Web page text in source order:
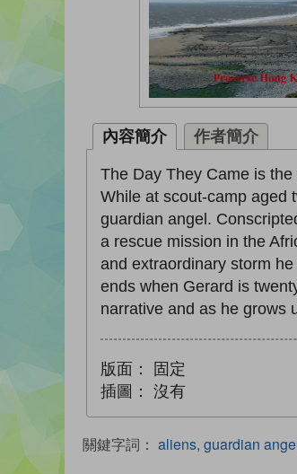
內容簡介 作者簡介
The Day They Came is
While at scout-camp aged
guardian angel.
a rescue mission in the
and extraordinary storm
ends when Gerard is
narrative and as he grows
版面：
固定
插圖：
沒有
關鍵字詞： aliens, guardian